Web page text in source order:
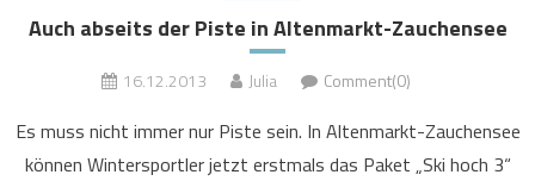
Auch abseits der Piste in Altenmarkt-Zauchensee
16.12.2013 Julia Comment(0)
Es muss nicht immer nur Piste sein. In Altenmarkt-Zauchensee
können Wintersportler jetzt erstmals das Paket „Ski hoch 3“